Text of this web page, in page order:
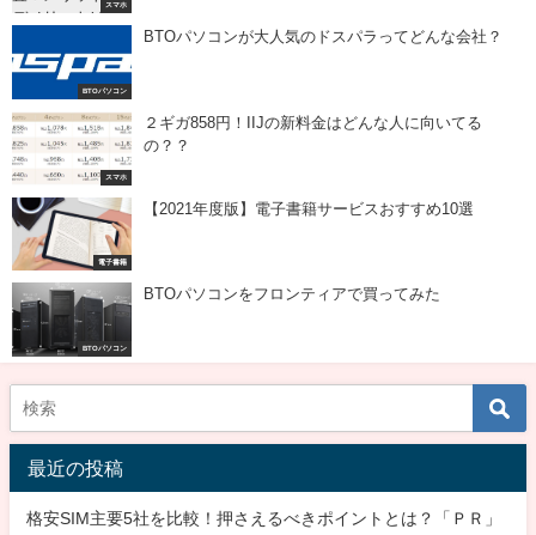
スマホ
BTOパソコン
BTOパソコンが大人気のドスパラってどんな会社？
スマホ
２ギガ858円！IIJの新料金はどんな人に向いてる
の？？
電子書籍
【2021年度版】電子書籍サービスおすすめ10選
BTOパソコン
BTOパソコンをフロンティアで買ってみた
最近の投稿
格安SIM主要5社を比較！押さえるべきポイントとは？「ＰＲ」